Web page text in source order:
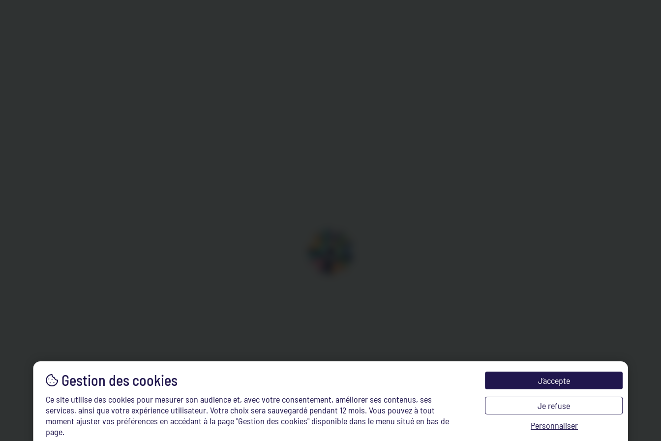
Ce site utilise des cookies pour mesurer son audience et, avec votre consentement, améliorer ses contenus, ses
services, ainsi que votre expérience utilisateur. Votre choix sera sauvegardé pendant 12 mois. Vous pouvez à tout
moment ajuster vos préférences en accédant à la page "Gestion des cookies" disponible dans le menu situé en bas de
page.
J’accepte
Je refuse
Personnaliser